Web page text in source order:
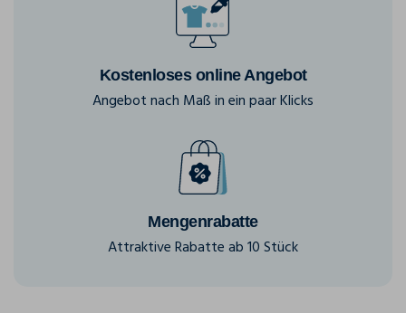
Kostenloses online Angebot
Angebot nach Maß in ein paar Klicks
Mengenrabatte
Attraktive Rabatte ab 10 Stück